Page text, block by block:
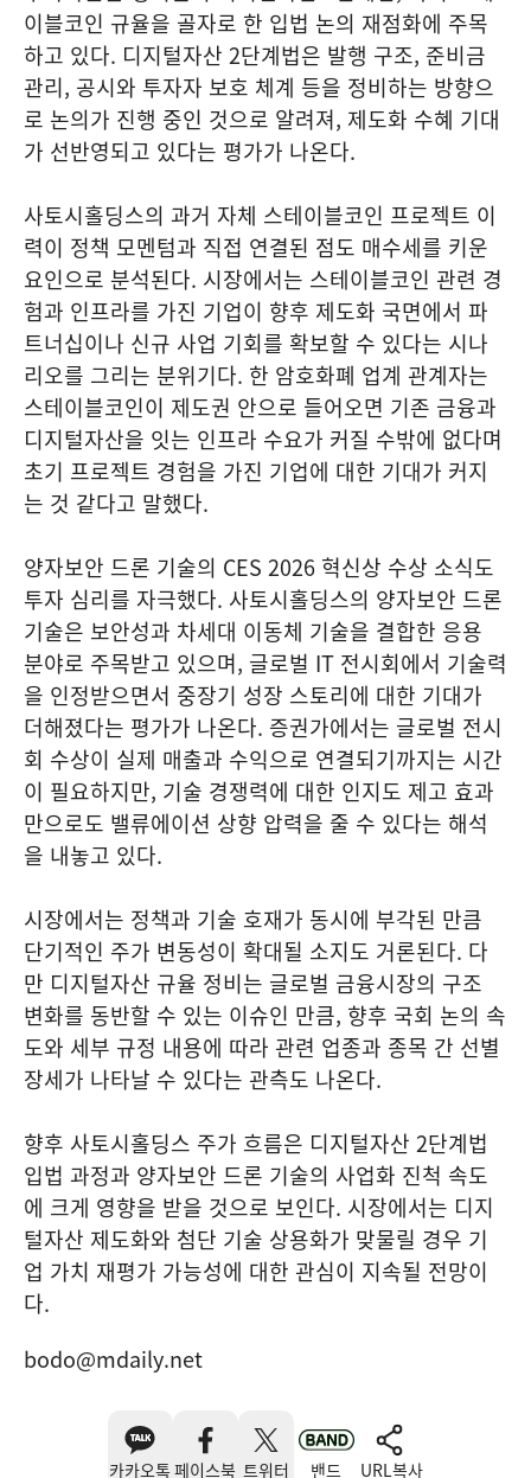
이블코인 규율을 골자로 한 입법 논의 재점화에 주목
하고 있다. 디지털자산 2단계법은 발행 구조, 준비금
관리, 공시와 투자자 보호 체계 등을 정비하는 방향으
로 논의가 진행 중인 것으로 알려져, 제도화 수혜 기대
가 선반영되고 있다는 평가가 나온다.
사토시홀딩스의 과거 자체 스테이블코인 프로젝트 이
력이 정책 모멘텀과 직접 연결된 점도 매수세를 키운
요인으로 분석된다. 시장에서는 스테이블코인 관련 경
험과 인프라를 가진 기업이 향후 제도화 국면에서 파
트너십이나 신규 사업 기회를 확보할 수 있다는 시나
리오를 그리는 분위기다. 한 암호화폐 업계 관계자는
스테이블코인이 제도권 안으로 들어오면 기존 금융과
디지털자산을 잇는 인프라 수요가 커질 수밖에 없다며
초기 프로젝트 경험을 가진 기업에 대한 기대가 커지
는 것 같다고 말했다.
양자보안 드론 기술의 CES 2026 혁신상 수상 소식도
투자 심리를 자극했다. 사토시홀딩스의 양자보안 드론
기술은 보안성과 차세대 이동체 기술을 결합한 응용
분야로 주목받고 있으며, 글로벌 IT 전시회에서 기술력
을 인정받으면서 중장기 성장 스토리에 대한 기대가
더해졌다는 평가가 나온다. 증권가에서는 글로벌 전시
회 수상이 실제 매출과 수익으로 연결되기까지는 시간
이 필요하지만, 기술 경쟁력에 대한 인지도 제고 효과
만으로도 밸류에이션 상향 압력을 줄 수 있다는 해석
을 내놓고 있다.
시장에서는 정책과 기술 호재가 동시에 부각된 만큼
단기적인 주가 변동성이 확대될 소지도 거론된다. 다
만 디지털자산 규율 정비는 글로벌 금융시장의 구조
변화를 동반할 수 있는 이슈인 만큼, 향후 국회 논의 속
도와 세부 규정 내용에 따라 관련 업종과 종목 간 선별
장세가 나타날 수 있다는 관측도 나온다.
향후 사토시홀딩스 주가 흐름은 디지털자산 2단계법
입법 과정과 양자보안 드론 기술의 사업화 진척 속도
에 크게 영향을 받을 것으로 보인다. 시장에서는 디지
털자산 제도화와 첨단 기술 상용화가 맞물릴 경우 기
업 가치 재평가 가능성에 대한 관심이 지속될 전망이
다.
bodo@mdaily.net
카카오톡 페이스북 트위터 밴드 URL복사